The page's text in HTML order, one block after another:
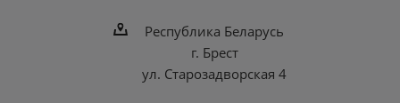
Республика Беларусь
г. Брест
ул. Старозадворская 4